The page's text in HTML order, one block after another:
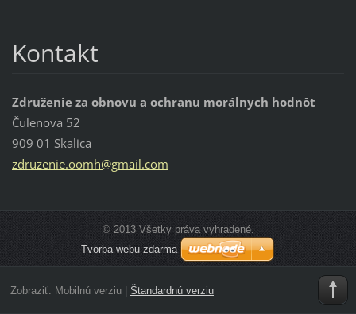
Kontakt
Združenie za obnovu a ochranu morálnych hodnôt
Čulenova 52
909 01 Skalica
zdruzenie.oomh@gmail.com
© 2013 Všetky práva vyhradené.
Tvorba webu zdarma
Zobraziť: Mobilnú verziu| Štandardnú verziu